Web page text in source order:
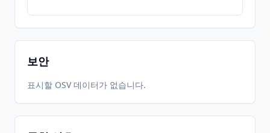
보안
표시할 OSV 데이터가 없습니다.